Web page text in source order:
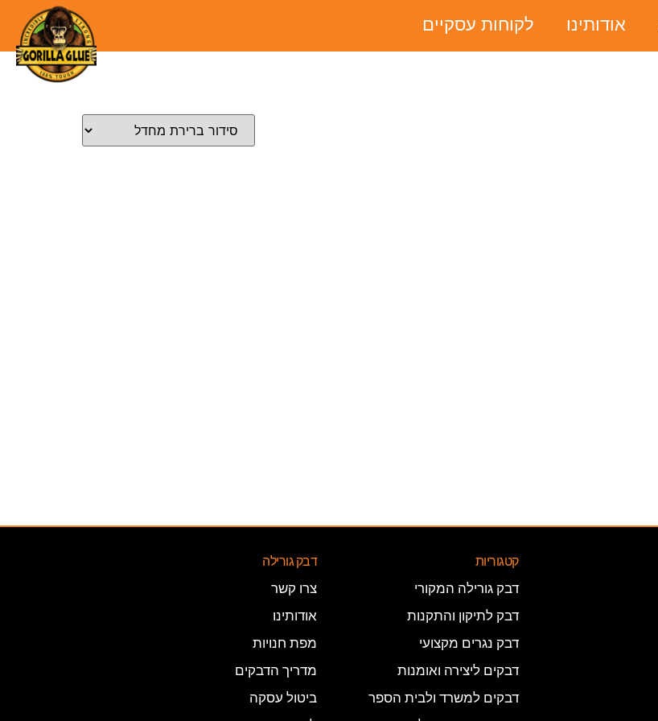
אודותינו לקוחות עסקיים
קטגוריות
דבק גורילה המקורי
דבק לתיקון והתקנות
דבק נגרים מקצועי
דבקים ליצירה ואומנות
דבקים למשרד ולבית הספר
דבק גורילה
צרו קשר
אודותינו
מפת חנויות
מדריך הדבקים
ביטול עסקה